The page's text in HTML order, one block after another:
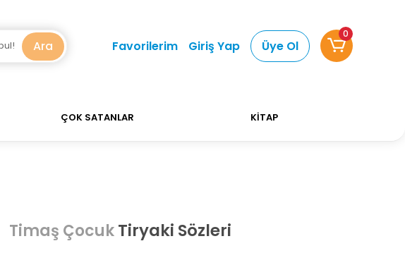
700 TL Üzeri Alışverişlerinizde Kargo Ücretsiz! Bizi tercih
Ara Favorilerim Giriş Yap Üye Ol
0
ÇOK SATANLAR KİTAP
Timaş ÇocukTiryaki Sözleri